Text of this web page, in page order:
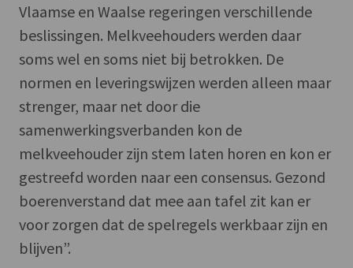
Vlaamse en Waalse regeringen verschillende
beslissingen. Melkveehouders werden daar
soms wel en soms niet bij betrokken. De
normen en leveringswijzen werden alleen maar
strenger, maar net door die
samenwerkingsverbanden kon de
melkveehouder zijn stem laten horen en kon er
gestreefd worden naar een consensus. Gezond
boerenverstand dat mee aan tafel zit kan er
voor zorgen dat de spelregels werkbaar zijn en
blijven”.